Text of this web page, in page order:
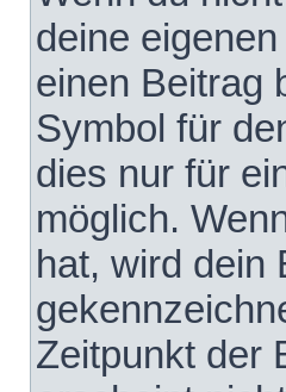
deine
einen Beitrag
Symbol für
dies nur für
möglich.
hat, wird dein
Zeitpunkt der